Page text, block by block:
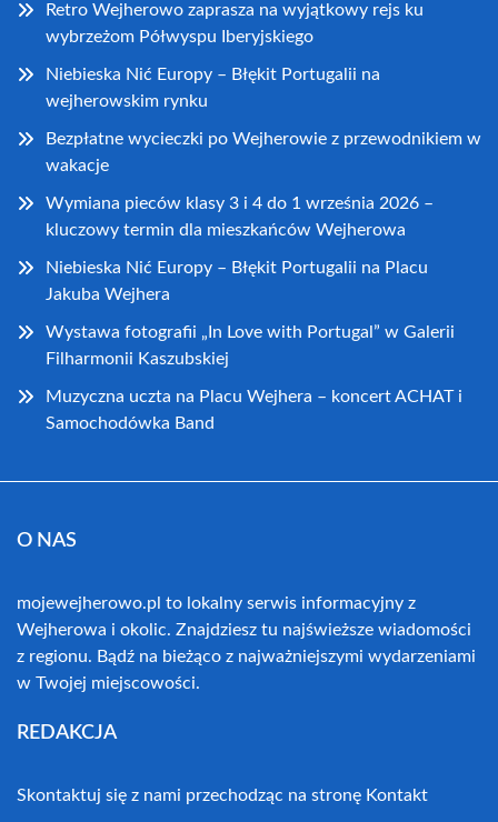
Retro Wejherowo zaprasza na wyjątkowy rejs ku
wybrzeżom Półwyspu Iberyjskiego
Niebieska Nić Europy – Błękit Portugalii na
wejherowskim rynku
Bezpłatne wycieczki po Wejherowie z przewodnikiem w
wakacje
Wymiana pieców klasy 3 i 4 do 1 września 2026 –
kluczowy termin dla mieszkańców Wejherowa
Niebieska Nić Europy – Błękit Portugalii na Placu
Jakuba Wejhera
Wystawa fotografii „In Love with Portugal” w Galerii
Filharmonii Kaszubskiej
Muzyczna uczta na Placu Wejhera – koncert ACHAT i
Samochodówka Band
O NAS
mojewejherowo.pl to lokalny serwis informacyjny z
Wejherowa i okolic. Znajdziesz tu najświeższe wiadomości
z regionu. Bądź na bieżąco z najważniejszymi wydarzeniami
w Twojej miejscowości.
REDAKCJA
Skontaktuj się z nami przechodząc na stronę Kontakt